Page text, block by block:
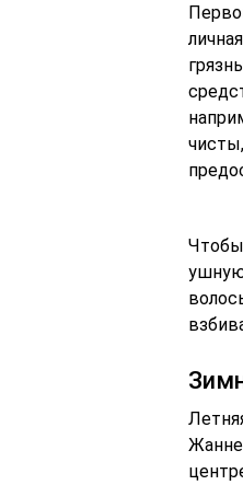
Чтобы
ушную